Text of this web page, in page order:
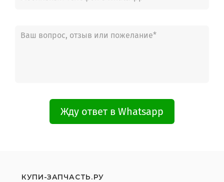
Жду ответ в Whatsapp
КУПИ-ЗАПЧАСТЬ.РУ